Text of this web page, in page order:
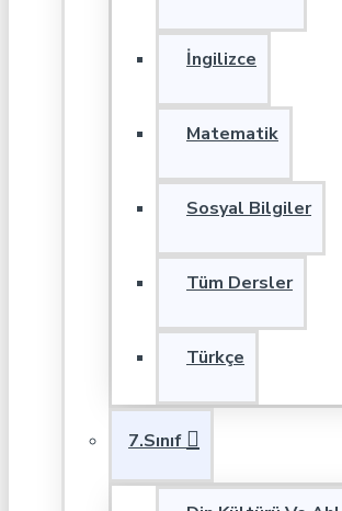
İngilizce
Matematik
Sosyal Bilgiler
Tüm Dersler
Türkçe
7.Sınıf